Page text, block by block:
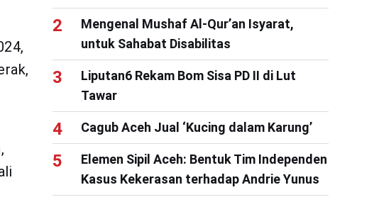
Mengenal Mushaf Al-Qur’an Isyarat,
untuk Sahabat Disabilitas
Liputan6 Rekam Bom Sisa PD II di Lut
Tawar
Cagub Aceh Jual ‘Kucing dalam Karung’
Elemen Sipil Aceh: Bentuk Tim Independen
Kasus Kekerasan terhadap Andrie Yunus